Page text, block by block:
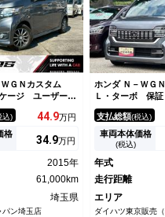
ＧＮカスタム
ージ ユーザー買
ート／純正ナビ／
／ＴＶ／純正アル
４インチ／ＬＥＤ
／オートエアコン
／横滑り防止機能
ラー
込) 44.9万円
格
34.9万円
2015年
61,000km
埼玉県
パン埼玉店
ホンダ Ｎ－ＷＧ
Ｌ・ターボ 保
証 １年間・走行
き・ナビ・バッ
レコ・ＥＴＣ装備
ー・クルーズコ
支払総額(税込)
車両本体価格
(税込)
年式
走行距離
エリア
ダイハツ東京販売